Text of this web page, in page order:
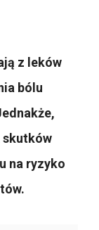
z leków
bólu
skutków
na ryzyko